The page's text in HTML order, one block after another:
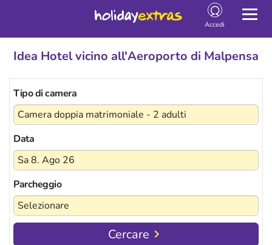
Accedi
Idea Hotel vicino all'Aeroporto di Malpensa
Tipo di camera
Data
Parcheggio
Cercare